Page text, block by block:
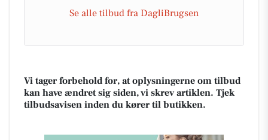
Se alle tilbud fra DagliBrugsen
Vi tager forbehold for, at oplysningerne om tilbud
kan have ændret sig siden, vi skrev artiklen. Tjek
tilbudsavisen inden du kører til butikken.